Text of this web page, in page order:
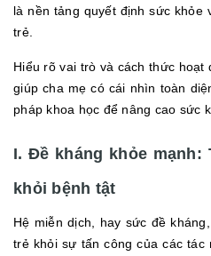
là nền tảng quyết định sức khỏe
trẻ.
Hiểu rõ vai trò và cách thức hoạt
giúp cha mẹ có cái nhìn toàn
pháp khoa học để nâng cao sức
I. Đề kháng khỏe mạnh:
khỏi bệnh tật
Hệ miễn dịch, hay sức đề
trẻ khỏi sự tấn công của các